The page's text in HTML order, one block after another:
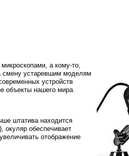
а кому-то,
смену устаревшим моделям
устройств
объекты нашего мира.
штатива находится
окуляр обеспечивает
отображение